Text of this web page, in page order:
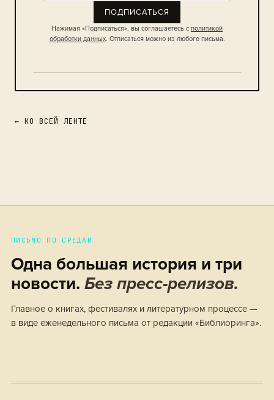
ПОДПИСАТЬСЯ
Нажимая «Подписаться», вы соглашаетесь с политикой
обработки данных. Отписаться можно из любого письма.
← КО ВСЕЙ ЛЕНТЕ
ПИСЬМО ПО СРЕДАМ
Одна большая история и три
новости. Без пресс-релизов.
Главное о книгах, фестивалях и литературном процессе —
в виде еженедельного письма от редакции «Библиоринга».